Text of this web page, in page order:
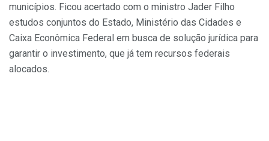
municípios. Ficou acertado com o ministro Jader Filho
estudos conjuntos do Estado, Ministério das Cidades e
Caixa Econômica Federal em busca de solução jurídica para
garantir o investimento, que já tem recursos federais
alocados.